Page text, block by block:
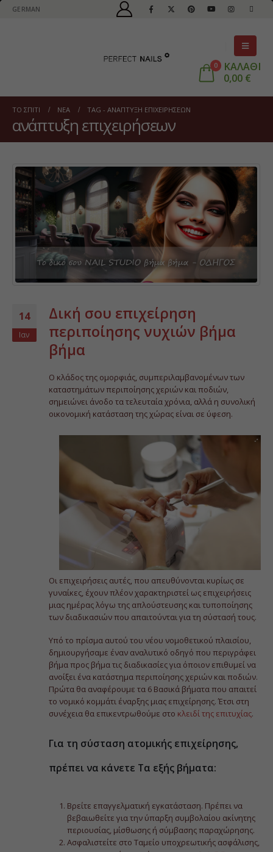
GERMAN
0
ΚΑΛΑΘΙ
0,00 €
ΤΟ ΣΠΊΤΙ ΝΈΑ TAG - ΑΝΆΠΤΥΞΗ ΕΠΙΧΕΙΡΉΣΕΩΝ
ανάπτυξη επιχειρήσεων
14
Ιαν
Δική σου επιχείρηση
περιποίησης νυχιών βήμα
βήμα
Ο κλάδος της ομορφιάς, συμπεριλαμβανομένων των
καταστημάτων περιποίησης χεριών και ποδιών,
σημειώνει άνοδο τα τελευταία χρόνια, αλλά η συνολική
οικονομική κατάσταση της χώρας είναι σε ύφεση.
Οι επιχειρήσεις αυτές, που απευθύνονται κυρίως σε
γυναίκες, έχουν πλέον χαρακτηριστεί ως επιχειρήσεις
μιας ημέρας λόγω της απλούστευσης και τυποποίησης
των διαδικασιών που απαιτούνται για τη σύστασή τους.
Υπό το πρίσμα αυτού του νέου νομοθετικού πλαισίου,
δημιουργήσαμε έναν αναλυτικό οδηγό που περιγράφει
βήμα προς βήμα τις διαδικασίες για όποιον επιθυμεί να
ανοίξει ένα κατάστημα περιποίησης χεριών και ποδιών.
Πρώτα θα αναφέρουμε τα 6 Βασικά βήματα που απαιτεί
το νομικό κομμάτι έναρξης μιας επιχείρησης. Έτσι στη
συνέχεια θα επικεντρωθούμε στο κλειδί της επιτυχίας.
Για τη σύσταση ατομικής επιχείρησης,
πρέπει να κάνετε Τα εξής βήματα:
Βρείτε επαγγελματική εγκατάσταση. Πρέπει να
βεβαιωθείτε για την ύπαρξη συμβολαίου ακίνητης
περιουσίας, μίσθωσης ή σύμβασης παραχώρησης.
Ασφαλιστείτε στο Ταμείο υποχρεωτικής ασφάλισης,